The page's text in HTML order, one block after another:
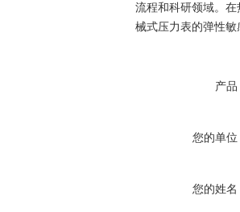
流程和科研领域。
械式压力表的弹性
产品
您的单位
您的姓名